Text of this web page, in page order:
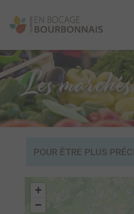
Les
POUR ÊTRE PLUS
+
−